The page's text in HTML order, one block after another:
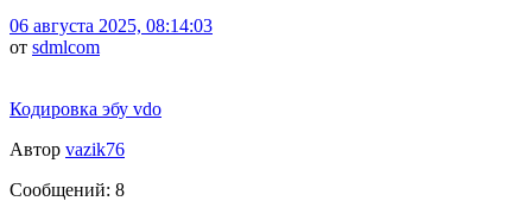
06 августа 2025, 08:14:03
от sdmlcom
Кодировка эбу vdo
Автор vazik76
Сообщений: 8